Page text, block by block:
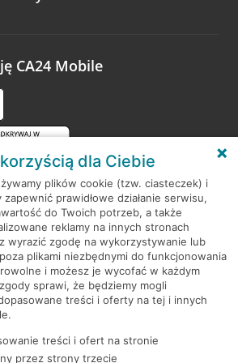
CA24 Mobile
dla Ciebie
plików cookie (tzw. ciasteczek) i
prawidłowe działanie serwisu,
do Twoich potrzeb, a także
reklamy na innych stronach
wyrazić zgodę na wykorzystywanie lub
plikami niezbędnymi do funkcjonowania
i możesz je wycofać w każdym
sprawi, że będziemy mogli
treści i oferty na tej i innych
treści i ofert na stronie
przez strony trzecie